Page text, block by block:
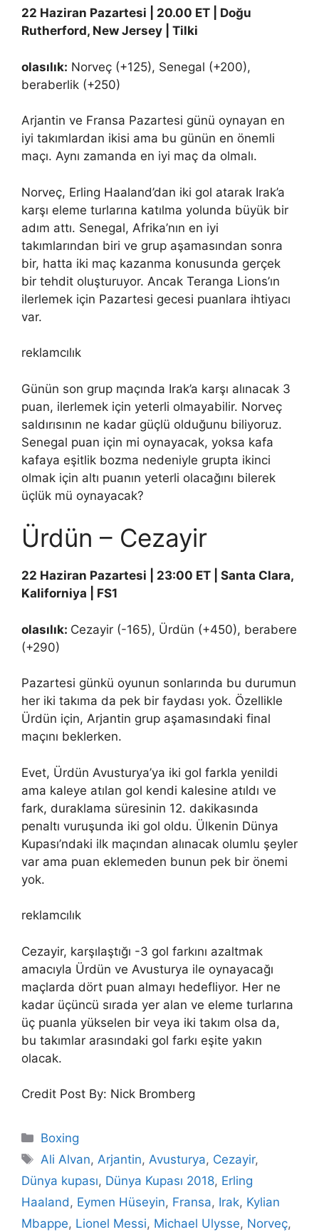
22 Haziran Pazartesi | 20.00 ET | Doğu
Rutherford, New Jersey | Tilki
olasılık: Norveç (+125), Senegal (+200),
beraberlik (+250)
Arjantin ve Fransa Pazartesi günü oynayan en
iyi takımlardan ikisi ama bu günün en önemli
maçı. Aynı zamanda en iyi maç da olmalı.
Norveç, Erling Haaland’dan iki gol atarak Irak’a
karşı eleme turlarına katılma yolunda büyük bir
adım attı. Senegal, Afrika’nın en iyi
takımlarından biri ve grup aşamasından sonra
bir, hatta iki maç kazanma konusunda gerçek
bir tehdit oluşturuyor. Ancak Teranga Lions’ın
ilerlemek için Pazartesi gecesi puanlara ihtiyacı
var.
reklamcılık
Günün son grup maçında Irak’a karşı alınacak 3
puan, ilerlemek için yeterli olmayabilir. Norveç
saldırısının ne kadar güçlü olduğunu biliyoruz.
Senegal puan için mi oynayacak, yoksa kafa
kafaya eşitlik bozma nedeniyle grupta ikinci
olmak için altı puanın yeterli olacağını bilerek
üçlük mü oynayacak?
Ürdün – Cezayir
22 Haziran Pazartesi | 23:00 ET | Santa Clara,
Kaliforniya | FS1
olasılık: Cezayir (-165), Ürdün (+450), berabere
(+290)
Pazartesi günkü oyunun sonlarında bu durumun
her iki takıma da pek bir faydası yok. Özellikle
Ürdün için, Arjantin grup aşamasındaki final
maçını beklerken.
Evet, Ürdün Avusturya’ya iki gol farkla yenildi
ama kaleye atılan gol kendi kalesine atıldı ve
fark, duraklama süresinin 12. dakikasında
penaltı vuruşunda iki gol oldu. Ülkenin Dünya
Kupası’ndaki ilk maçından alınacak olumlu şeyler
var ama puan eklemeden bunun pek bir önemi
yok.
reklamcılık
Cezayir, karşılaştığı -3 gol farkını azaltmak
amacıyla Ürdün ve Avusturya ile oynayacağı
maçlarda dört puan almayı hedefliyor. Her ne
kadar üçüncü sırada yer alan ve eleme turlarına
üç puanla yükselen bir veya iki takım olsa da,
bu takımlar arasındaki gol farkı eşite yakın
olacak.
Credit Post By: Nick Bromberg
Categories
Boxing
Tags
Ali Alvan,Arjantin,Avusturya, Cezayir,
Dünya kupası, Dünya Kupası 2018, Erling
Haaland, Eymen Hüseyin, Fransa, Irak, Kylian
Mbappe, Lionel Messi, Michael Ulysse, Norveç,